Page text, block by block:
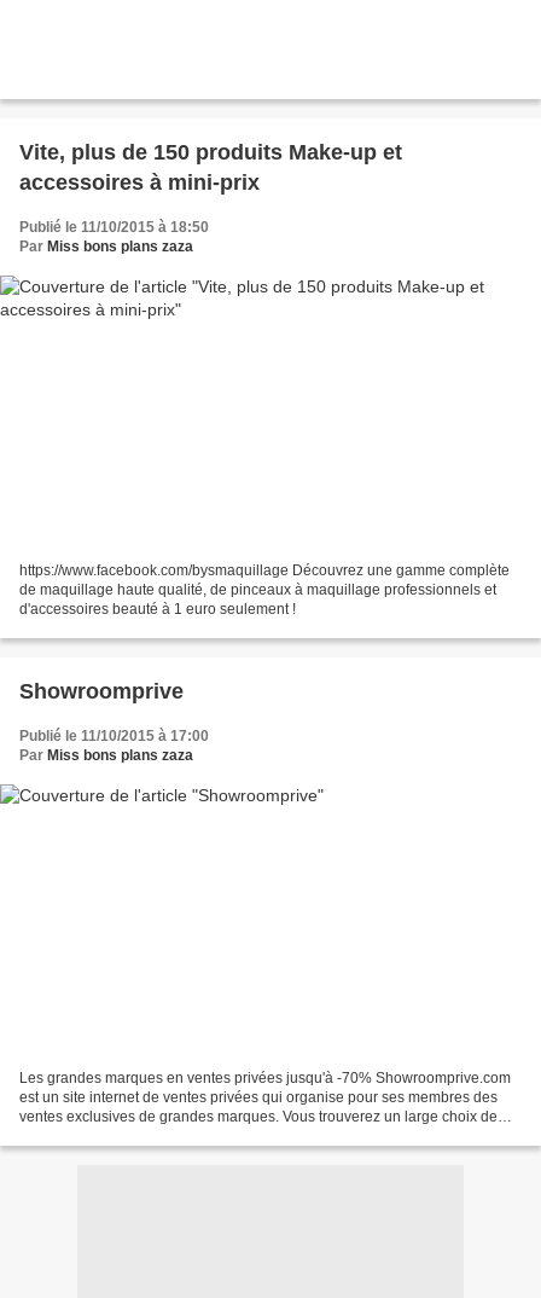
Vite, plus de 150 produits Make-up et
accessoires à mini-prix
Publié le 11/10/2015 à 18:50
Par Miss bons plans zaza
https://www.facebook.com/bysmaquillage Découvrez une gamme complète
de maquillage haute qualité, de pinceaux à maquillage professionnels et
d'accessoires beauté à 1 euro seulement !
Showroomprive
Publié le 11/10/2015 à 17:00
Par Miss bons plans zaza
Les grandes marques en ventes privées jusqu'à -70% Showroomprive.com
est un site internet de ventes privées qui organise pour ses membres des
ventes exclusives de grandes marques. Vous trouverez un large choix de